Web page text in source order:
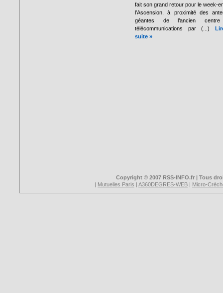
fait son grand retour pour le week-
l’Ascension, à proximité des
géantes de l’ancien
télécommunications par (...)
suite »
Copyright © 2007 RSS-INFO.fr | Tous
| Mutuelles Paris | A360DEGRES-WEB | Micro-